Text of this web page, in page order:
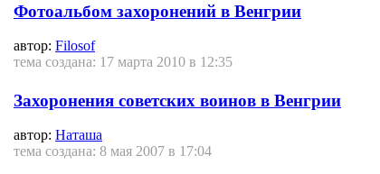
Фотоальбом захоронений в Венгрии
автор: Filosof
тема создана: 17 марта 2010 в 12:35
Захоронения советских воинов в Венгрии
автор: Наташа
тема создана: 8 мая 2007 в 17:04